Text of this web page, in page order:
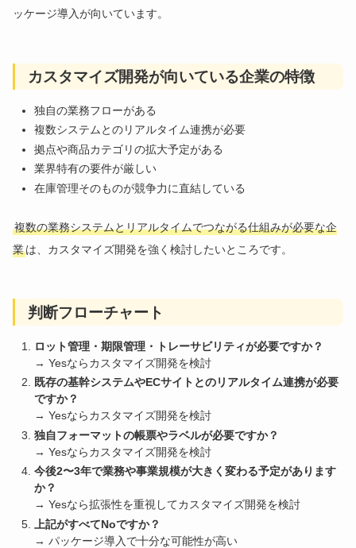
ッケージ導入が向いています。
カスタマイズ開発が向いている企業の特徴
独自の業務フローがある
複数システムとのリアルタイム連携が必要
拠点や商品カテゴリの拡大予定がある
業界特有の要件が厳しい
在庫管理そのものが競争力に直結している
複数の業務システムとリアルタイムでつながる仕組みが必要な企
業は、カスタマイズ開発を強く検討したいところです。
判断フローチャート
ロット管理・期限管理・トレーサビリティが必要ですか？
→ Yesならカスタマイズ開発を検討
既存の基幹システムやECサイトとのリアルタイム連携が必要
ですか？
→ Yesならカスタマイズ開発を検討
独自フォーマットの帳票やラベルが必要ですか？
→ Yesならカスタマイズ開発を検討
今後2〜3年で業務や事業規模が大きく変わる予定があります
か？
→ Yesなら拡張性を重視してカスタマイズ開発を検討
上記がすべてNoですか？
→ パッケージ導入で十分な可能性が高い